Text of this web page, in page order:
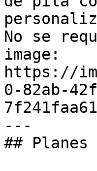
No se
image:
https://
0-82ab-
---
##